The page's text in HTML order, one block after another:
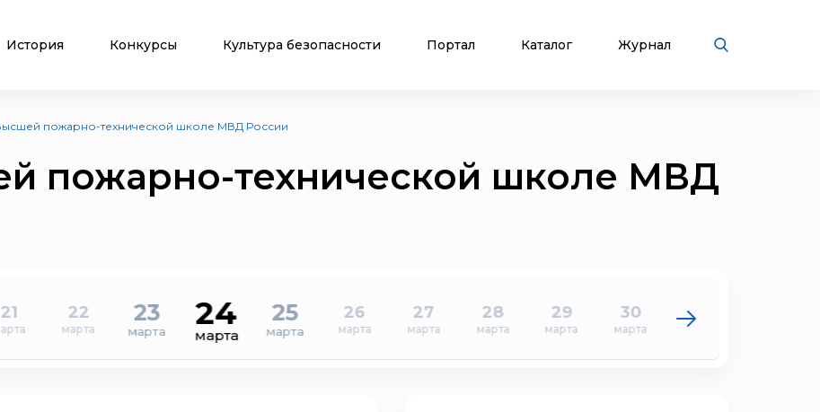
История Конкурсы Культура безопасности Портал Каталог Журнал
пожарно-технической школе МВД России
пожарно-технической школе МВД
21 22
марта
23
марта 24
марта
25
марта
26
марта
27
марта
28
марта
29
марта
30
марта
31
марта